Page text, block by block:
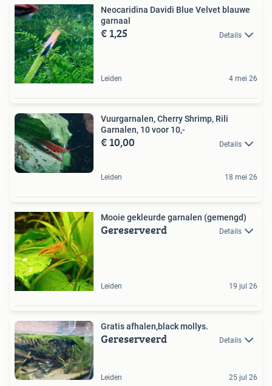
Neocaridina Davidi Blue Velvet blauwe
garnaal
€ 1,25 Details
Leiden 4 mei 26
Vuurgarnalen, Cherry Shrimp, Rili
Garnalen, 10 voor 10,-
€ 10,00 Details
Leiden 18 mei 26
Mooie gekleurde garnalen (gemengd)
Gereserveerd Details
Leiden 19 jul 26
Gratis afhalen,black mollys.
Gereserveerd Details
Leiden 25 jul 26